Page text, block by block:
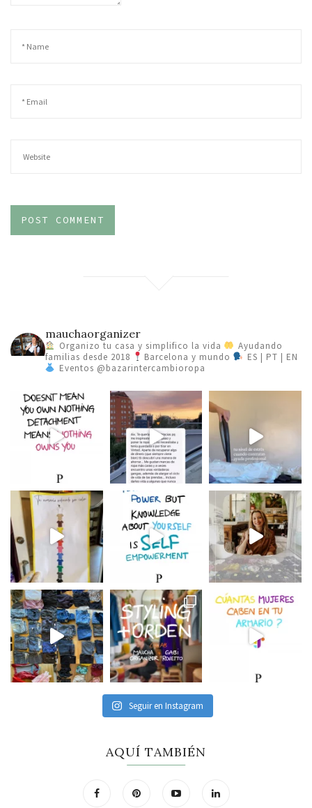
mauchaorganizer
Organizo tu casa y simplifico la vida
Ayudando
familias desde 2018
Barcelona y mundo
ES | PT | EN
Eventos @bazarintercambioropa
Seguir en Instagram
AQUÍ TAMBIÉN